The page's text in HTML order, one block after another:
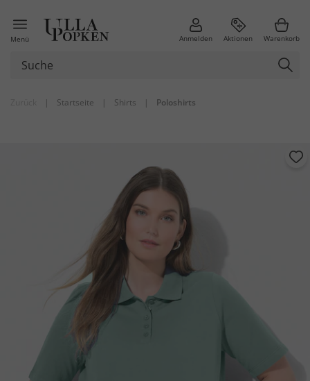
Menü Anmelden Aktionen Warenkorb
| Startseite | Shirts | Poloshirts